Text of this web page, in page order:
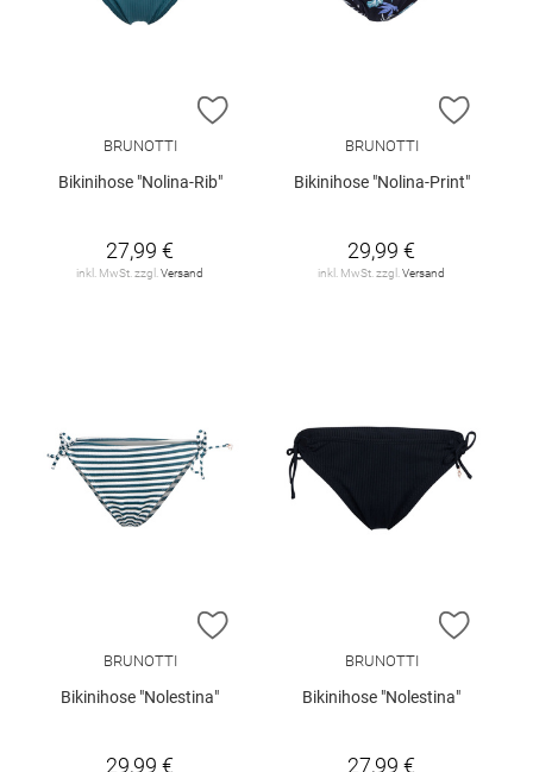
ZUR WUNSCHLISTE HINZUFÜGEN
BRUNOTTI
Bikinihose "Nolina-Rib"
27,99 €
inkl. MwSt. zzgl.Versand
ZUR
BRUNOTTI
Bikinihose "Nolina-Print"
29,99 €
inkl. MwSt. zzgl.Versand
ZUR WUNSCHLISTE HINZUFÜGEN
BRUNOTTI
Bikinihose "Nolestina"
29,99 €
ZUR
BRUNOTTI
Bikinihose "Nolestina"
27,99 €